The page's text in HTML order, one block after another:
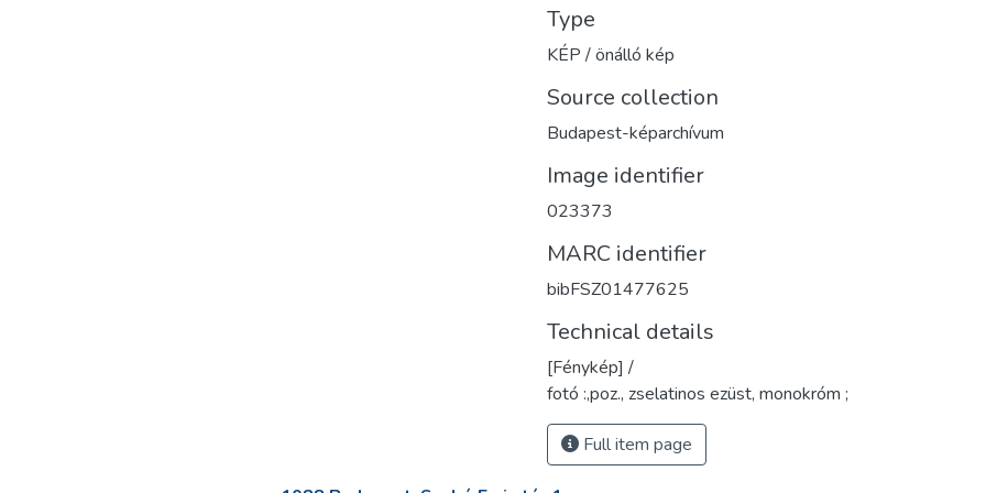
Type
KÉP / önálló kép
Source collection
Budapest-képarchívum
Image identifier
023373
MARC identifier
bibFSZ01477625
Technical details
[Fénykép] /
fotó :,poz., zselatinos ezüst, monokróm ;
Full item page